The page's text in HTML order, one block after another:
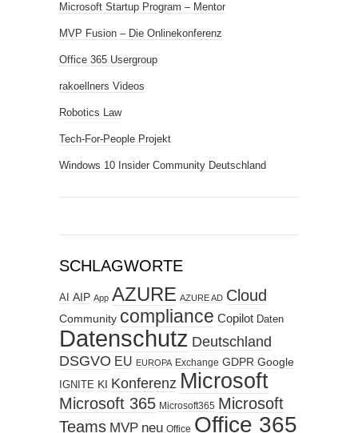
Microsoft Startup Program – Mentor
MVP Fusion – Die Onlinekonferenz
Office 365 Usergroup
rakoellners Videos
Robotics Law
Tech-For-People Projekt
Windows 10 Insider Community Deutschland
SCHLAGWORTE
AI AIP App AZURE AZURE AD Cloud
Community compliance Copilot Daten
Datenschutz Deutschland
DSGVO EU EUROPA Exchange GDPR Google
IGNITE KI Konferenz Microsoft
Microsoft 365 Microsoft365 Microsoft
Teams MVP neu Office Office 365